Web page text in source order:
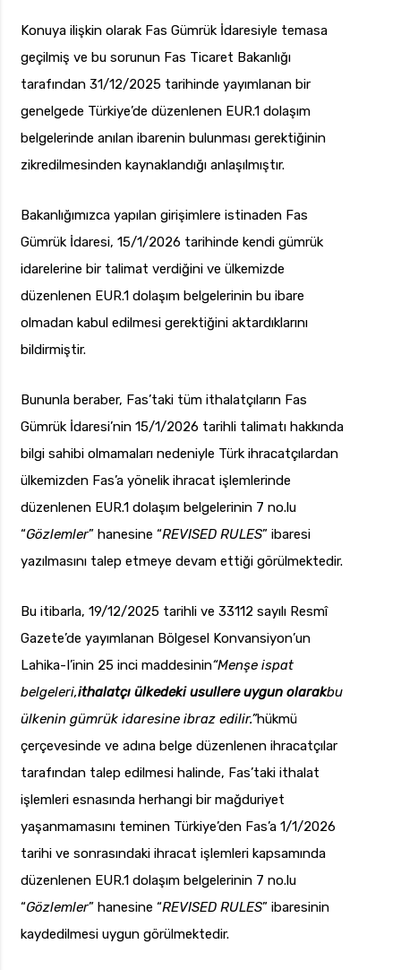
Konuya ilişkin olarak Fas Gümrük İdaresiyle temasa
geçilmiş ve bu sorunun Fas Ticaret Bakanlığı
tarafından 31/12/2025 tarihinde yayımlanan bir
genelgede Türkiye’de düzenlenen EUR.1 dolaşım
belgelerinde anılan ibarenin bulunması gerektiğinin
zikredilmesinden kaynaklandığı anlaşılmıştır.
Bakanlığımızca yapılan girişimlere istinaden Fas
Gümrük İdaresi, 15/1/2026 tarihinde kendi gümrük
idarelerine bir talimat verdiğini ve ülkemizde
düzenlenen EUR.1 dolaşım belgelerinin bu ibare
olmadan kabul edilmesi gerektiğini aktardıklarını
bildirmiştir.
Bununla beraber, Fas’taki tüm ithalatçıların Fas
Gümrük İdaresi’nin 15/1/2026 tarihli talimatı hakkında
bilgi sahibi olmamaları nedeniyle Türk ihracatçılardan
ülkemizden Fas’a yönelik ihracat işlemlerinde
düzenlenen EUR.1 dolaşım belgelerinin 7 no.lu
“Gözlemler” hanesine “REVISED RULES” ibaresi
yazılmasını talep etmeye devam ettiği görülmektedir.
Bu itibarla, 19/12/2025 tarihli ve 33112 sayılı Resmî
Gazete’de yayımlanan Bölgesel Konvansiyon’un
Lahika-I’inin 25 inci maddesinin“Menşe ispat
belgeleri,ithalatçı ülkedeki usullere uygun olarakbu
ülkenin gümrük idaresine ibraz edilir.”hükmü
çerçevesinde ve adına belge düzenlenen ihracatçılar
tarafından talep edilmesi halinde, Fas’taki ithalat
işlemleri esnasında herhangi bir mağduriyet
yaşanmamasını teminen Türkiye’den Fas’a 1/1/2026
tarihi ve sonrasındaki ihracat işlemleri kapsamında
düzenlenen EUR.1 dolaşım belgelerinin 7 no.lu
“Gözlemler” hanesine “REVISED RULES” ibaresinin
kaydedilmesi uygun görülmektedir.